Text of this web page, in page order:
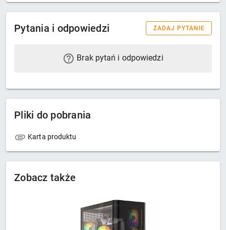
Pytania i odpowiedzi ZADAJ PYTANIE
Brak pytań i odpowiedzi
Pliki do pobrania
Karta produktu
Zobacz także